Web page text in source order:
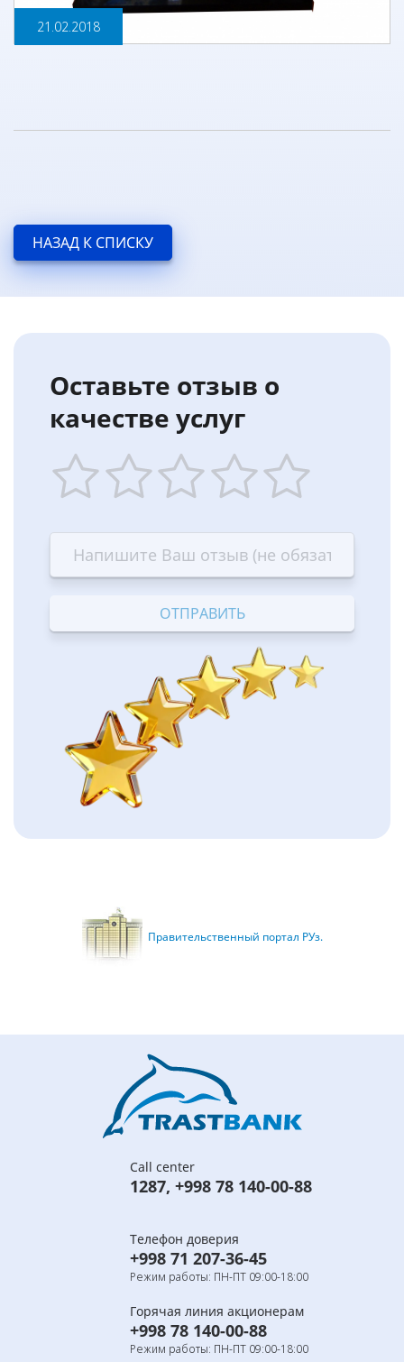
21.02.2018
НАЗАД К СПИСКУ
Оставьте отзыв о
качестве услуг
star
Terrible
stars
—
Bad
stars
—
OK
stars
—
Good
stars
—
Excellent
Правительственный портал РУз.
Call center
1287, +998 78 140-00-88
Телефон доверия
+998 71 207-36-45
Режим работы: ПН-ПТ 09:00-18:00
Горячая линия акционерам
+998 78 140-00-88
Режим работы: ПН-ПТ 09:00-18:00